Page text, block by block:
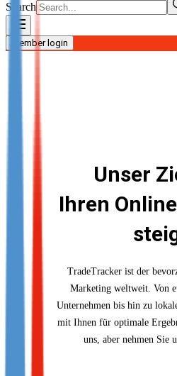
Login
Not already our Advertiser?
Search
Member login
Unser
Ihren
TradeTracker ist der
Marketing weltweit. Von
Unternehmen bis hin zu
mit Ihnen für optimale
uns, aber nehmen Sie